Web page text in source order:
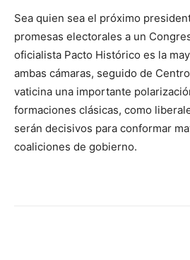
Sea quien sea el próximo
promesas electorales a un
oficialista Pacto Histórico es la
ambas cámaras, seguido de
vaticina una importante
formaciones clásicas, como
serán decisivos para conformar
coaliciones de gobierno.